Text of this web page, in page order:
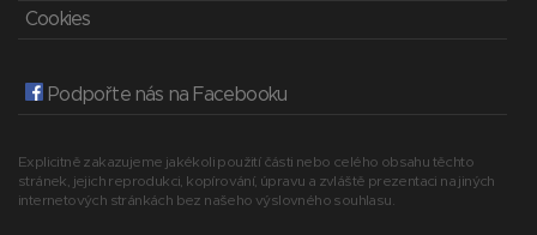
Cookies
Podpořte nás na Facebooku
Explicitně zakazujeme jakékoli použití části nebo celého obsahu těchto
stránek, jejich reprodukci, kopírování, úpravu a zvláště prezentaci na jiných
internetových stránkách bez našeho výslovného souhlasu.